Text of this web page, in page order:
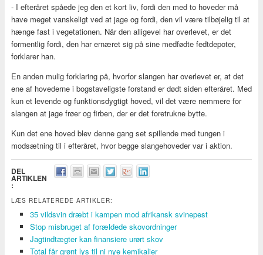
- I efteråret spåede jeg den et kort liv, fordi den med to hoveder må
have meget vanskeligt ved at jage og fordi, den vil være tilbøjelig til at
hænge fast i vegetationen. Når den alligevel har overlevet, er det
formentlig fordi, den har ernæret sig på sine medfødte fedtdepoter,
forklarer han.
En anden mulig forklaring på, hvorfor slangen har overlevet er, at det
ene af hovederne i bogstaveligste forstand er dødt siden efteråret. Med
kun et levende og funktionsdygtigt hoved, vil det være nemmere for
slangen at jage frøer og firben, der er det foretrukne bytte.
Kun det ene hoved blev denne gang set spillende med tungen i
modsætning til i efteråret, hvor begge slangehoveder var i aktion.
DEL
ARTIKLEN
:
LÆS RELATEREDE ARTIKLER:
35 vildsvin dræbt i kampen mod afrikansk svinepest
Stop misbruget af forældede skovordninger
Jagtindtægter kan finansiere urørt skov
Total får grønt lys til ni nye kemikalier